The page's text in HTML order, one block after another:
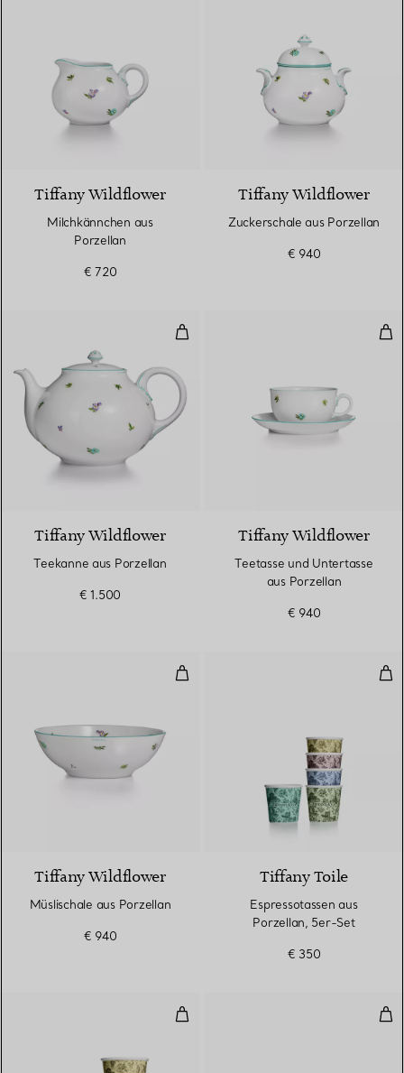
Tiffany Wildflower
Milchkännchen aus
Porzellan
€ 720
Tiffany Wildflower
Zuckerschale aus Porzellan
€ 940
Teekanne aus Porzellan
Tiffany Wildflower
Teekanne aus Porzellan
€ 1.500
Tiffany Wildflower
Teetasse und Untertasse
aus Porzellan
€ 940
Müslischale aus Porzellan
Tiffany Wildflower
Müslischale aus Porzellan
€ 940
Tiffany Toile
Espressotassen aus
Porzellan, 5er-Set
€ 350
Kaffeebecher aus Porzellan,